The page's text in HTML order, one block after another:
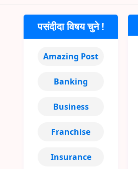
पसंदीदा विषय चुने !
Amazing Post
Banking
Business
Franchise
Insurance